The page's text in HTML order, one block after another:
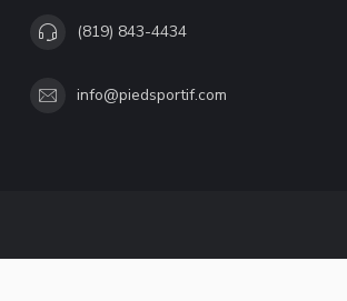
(819) 843-4434
info@piedsportif.com